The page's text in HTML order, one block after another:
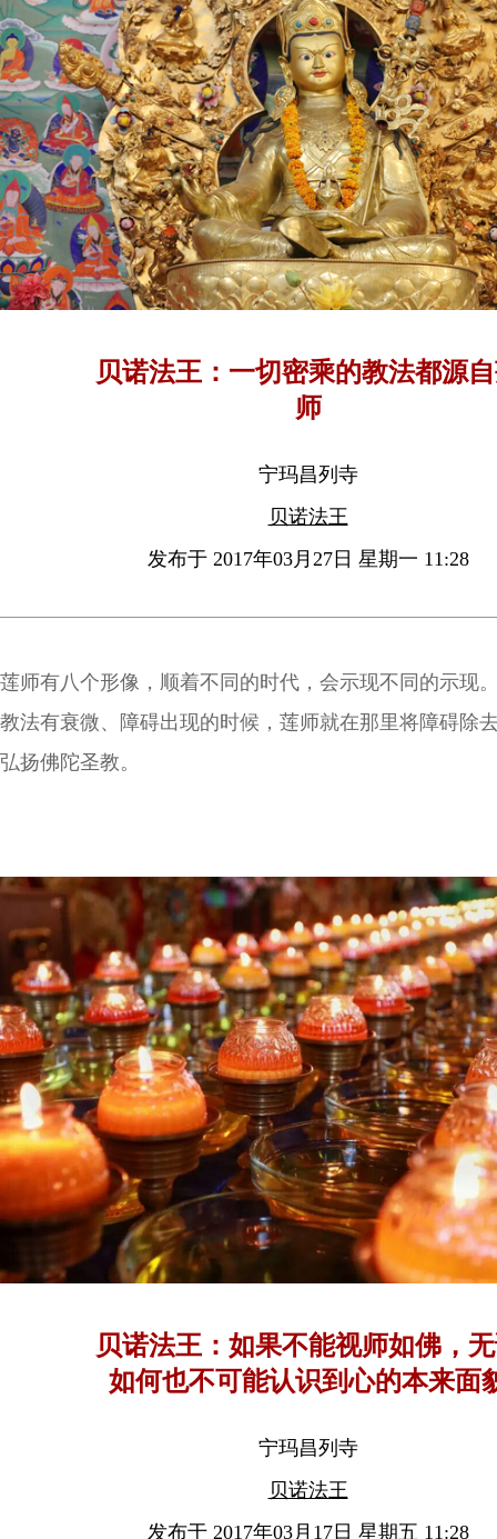
贝诺法王：一切密乘的教法都源
师
宁玛昌列寺
贝诺法王
发布于 2017年03月27日 星期一 11:28
莲师有八个形像，顺着不同的时代，会示现不同的示现
教法有衰微、障碍出现的时候，莲师就在那里将障碍除
弘扬佛陀圣教。
贝诺法王：如果不能视师如佛，
如何也不可能认识到心的本来面
宁玛昌列寺
贝诺法王
发布于 2017年03月17日 星期五 11:28